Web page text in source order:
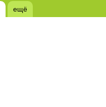
ещё